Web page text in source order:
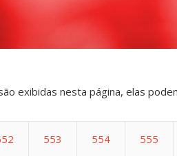
exibidas nesta página, elas
553 554 555